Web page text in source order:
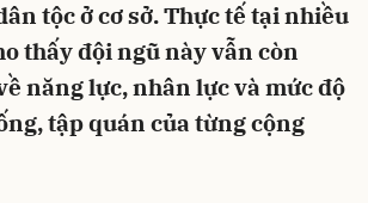
tộc ở cơ sở. Thực tế tại nhiều
thấy đội ngũ này vẫn còn
năng lực, nhân lực và mức độ
tập quán của từng cộng